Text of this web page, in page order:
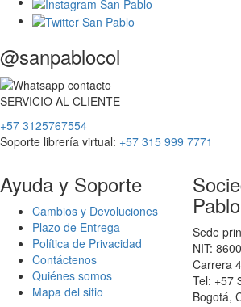
@sanpablocol
SERVICIO AL CLIENTE
+57 3125767554
Soporte librería virtual: +57 315 999 7771
Ayuda y Soporte
Cambios y Devoluciones
Plazo de Entrega
Política de Privacidad
Contáctenos
Quiénes somos
Mapa del sitio
Pablo
Sede
NIT:
Carrera
Tel: +57
Bogotá,